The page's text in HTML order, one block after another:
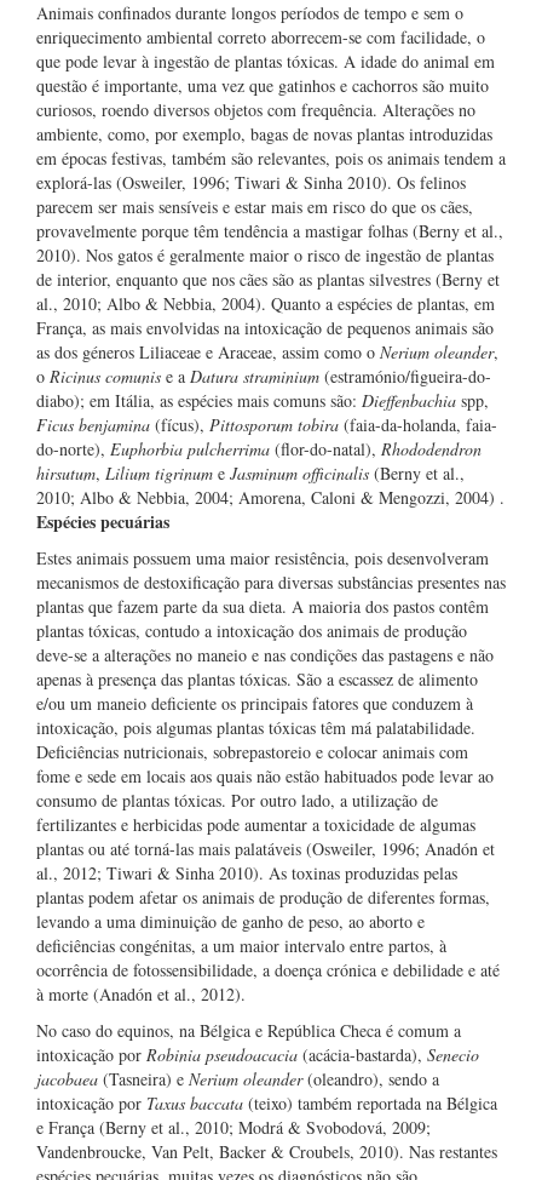
Animais confinados durante longos períodos de tempo e sem o
enriquecimento ambiental correto aborrecem-se com facilidade, o
que pode levar à ingestão de plantas tóxicas. A idade do animal em
questão é importante, uma vez que gatinhos e cachorros são muito
curiosos, roendo diversos objetos com frequência. Alterações no
ambiente, como, por exemplo, bagas de novas plantas introduzidas
em épocas festivas, também são relevantes, pois os animais tendem a
explorá-las (Osweiler, 1996; Tiwari & Sinha 2010). Os felinos
parecem ser mais sensíveis e estar mais em risco do que os cães,
provavelmente porque têm tendência a mastigar folhas (Berny et al.,
2010). Nos gatos é geralmente maior o risco de ingestão de plantas
de interior, enquanto que nos cães são as plantas silvestres (Berny et
al., 2010; Albo & Nebbia, 2004). Quanto a espécies de plantas, em
França, as mais envolvidas na intoxicação de pequenos animais são
as dos géneros Liliaceae e Araceae, assim como o Nerium oleander,
o Ricinus comunis e a Datura straminium (estramónio/figueira-do-
diabo); em Itália, as espécies mais comuns são: Dieffenbachia spp,
Ficus benjamina (fícus), Pittosporum tobira (faia-da-holanda, faia-
do-norte), Euphorbia pulcherrima (flor-do-natal), Rhododendron
hirsutum, Lilium tigrinum e Jasminum officinalis (Berny et al.,
2010; Albo & Nebbia, 2004; Amorena, Caloni & Mengozzi, 2004) .
Espécies pecuárias
Estes animais possuem uma maior resistência, pois desenvolveram
mecanismos de destoxificação para diversas substâncias presentes nas
plantas que fazem parte da sua dieta. A maioria dos pastos contêm
plantas tóxicas, contudo a intoxicação dos animais de produção
deve-se a alterações no maneio e nas condições das pastagens e não
apenas à presença das plantas tóxicas. São a escassez de alimento
e/ou um maneio deficiente os principais fatores que conduzem à
intoxicação, pois algumas plantas tóxicas têm má palatabilidade.
Deficiências nutricionais, sobrepastoreio e colocar animais com
fome e sede em locais aos quais não estão habituados pode levar ao
consumo de plantas tóxicas. Por outro lado, a utilização de
fertilizantes e herbicidas pode aumentar a toxicidade de algumas
plantas ou até torná-las mais palatáveis (Osweiler, 1996; Anadón et
al., 2012; Tiwari & Sinha 2010). As toxinas produzidas pelas
plantas podem afetar os animais de produção de diferentes formas,
levando a uma diminuição de ganho de peso, ao aborto e
deficiências congénitas, a um maior intervalo entre partos, à
ocorrência de fotossensibilidade, a doença crónica e debilidade e até
à morte (Anadón et al., 2012).
No caso do equinos, na Bélgica e República Checa é comum a
intoxicação por Robinia pseudoacacia (acácia-bastarda), Senecio
jacobaea (Tasneira) e Nerium oleander(oleandro), sendo a
intoxicação por Taxus baccata (teixo) também reportada na Bélgica
e França (Berny et al., 2010; Modrá & Svobodová, 2009;
Vandenbroucke, Van Pelt, Backer & Croubels, 2010). Nas restantes